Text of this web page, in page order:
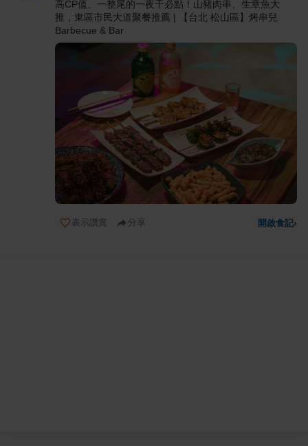
高CP值、一整尾的一夜干必點！山豬肉串、生章魚大
推，東區市民大道聚餐推薦 | 【台北 松山區】烤串兒
Barbecue & Bar
表示讚賞 分享 開啟食記›